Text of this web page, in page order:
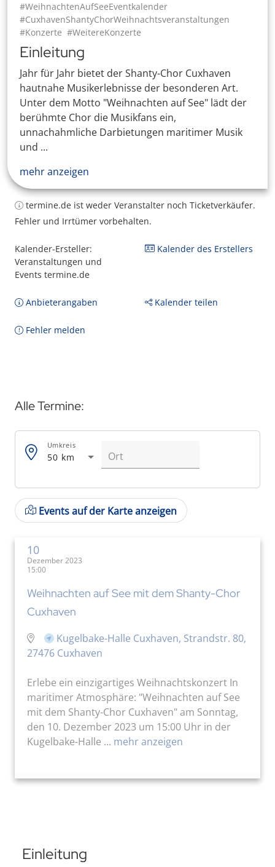
#WeihnachtenAufSeeEventkalender
#CuxhavenShantyChorWeihnachtsveranstaltungen
#Konzerte #WeitereKonzerte
Einleitung
Jahr für Jahr bietet der Shanty-Chor Cuxhaven
hautnahe Musikerlebnisse der besonderen Art.
Unter dem Motto "Weihnachten auf See" lädt der
berühmte Chor die Musikfans ein,
unnachahmliche Darbietungen maritimer Musik
und ...
mehr anzeigen
termine.de ist weder Veranstalter noch Ticketverkäufer.
Fehler und Irrtümer vorbehalten.
Kalender-Ersteller:
Veranstaltungen und
Events termine.de
Kalender des Erstellers
Anbieterangaben Kalender teilen
Fehler melden
Alle Termine:
50 km
Umkreis
Events auf der Karte anzeigen
10
Dezember 2023
15:00
Weihnachten auf See mit dem Shanty-Chor
Cuxhaven
Kugelbake-Halle Cuxhaven, Strandstr. 80,
27476 Cuxhaven
Erlebe ein einzigartiges Weihnachtskonzert In
maritimer Atmosphäre: "Weihnachten auf See
mit dem Shanty-Chor Cuxhaven" am Sonntag,
den 10. Dezember 2023 um 15:00 Uhr in der
Kugelbake-Halle ... mehr anzeigen
Einleitung